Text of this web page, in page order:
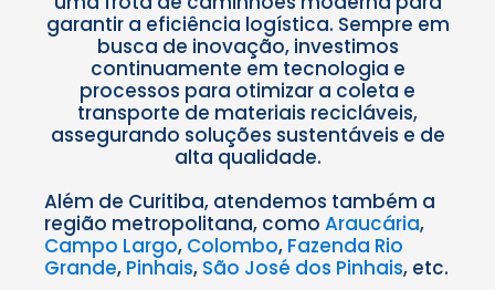
garantir a eficiência logística. Sempre em
busca de inovação, investimos
continuamente em tecnologia e
processos para otimizar a coleta e
transporte de materiais recicláveis,
assegurando soluções sustentáveis e de
alta qualidade.
Além de Curitiba, atendemos também a
região metropolitana, como Araucária,
Campo Largo, Colombo, Fazenda Rio
Grande, Pinhais, São José dos Pinhais, etc.